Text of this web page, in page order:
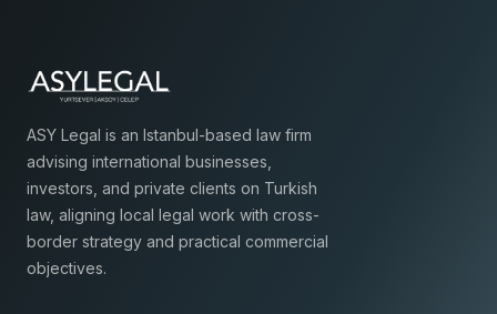
ASY Legal is an Istanbul-based law firm
advising international businesses,
investors, and private clients on Turkish
law, aligning local legal work with cross-
border strategy and practical commercial
objectives.